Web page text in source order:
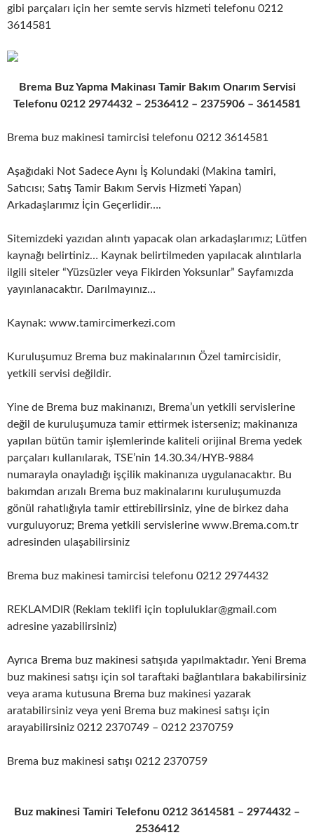
gibi parçaları için her semte servis hizmeti telefonu 0212
3614581
Brema Buz Yapma Makinası Tamir Bakım Onarım Servisi
Telefonu 0212 2974432 – 2536412 – 2375906 – 3614581
Brema buz makinesi tamircisi telefonu 0212 3614581
Aşağıdaki Not Sadece Aynı İş Kolundaki (Makina tamiri,
Satıcısı; Satış Tamir Bakım Servis Hizmeti Yapan)
Arkadaşlarımız İçin Geçerlidir….
Sitemizdeki yazıdan alıntı yapacak olan arkadaşlarımız; Lütfen
kaynağı belirtiniz… Kaynak belirtilmeden yapılacak alıntılarla
ilgili siteler “Yüzsüzler veya Fikirden Yoksunlar” Sayfamızda
yayınlanacaktır. Darılmayınız…
Kaynak: www.tamircimerkezi.com
Kuruluşumuz Brema buz makinalarının Özel tamircisidir,
yetkili servisi değildir.
Yine de Brema buz makinanızı, Brema’un yetkili servislerine
değil de kuruluşumuza tamir ettirmek isterseniz; makinanıza
yapılan bütün tamir işlemlerinde kaliteli orijinal Brema yedek
parçaları kullanılarak, TSE’nin 14.30.34/HYB-9884
numarayla onayladığı işçilik makinanıza uygulanacaktır. Bu
bakımdan arızalı Brema buz makinalarını kuruluşumuzda
gönül rahatlığıyla tamir ettirebilirsiniz, yine de birkez daha
vurguluyoruz; Brema yetkili servislerine www.Brema.com.tr
adresinden ulaşabilirsiniz
Brema buz makinesi tamircisi telefonu 0212 2974432
REKLAMDIR (Reklam teklifi için topluluklar@gmail.com
adresine yazabilirsiniz)
Ayrıca Brema buz makinesi satışıda yapılmaktadır. Yeni Brema
buz makinesi satışı için sol taraftaki bağlantılara bakabilirsiniz
veya arama kutusuna Brema buz makinesi yazarak
aratabilirsiniz veya yeni Brema buz makinesi satışı için
arayabilirsiniz 0212 2370749 – 0212 2370759
Brema buz makinesi satışı 0212 2370759
Buz makinesi Tamiri Telefonu 0212 3614581 – 2974432 –
2536412